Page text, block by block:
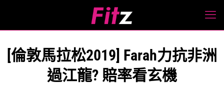
[倫敦馬拉松2019] Farah力抗非洲
過江龍? 賠率看玄機